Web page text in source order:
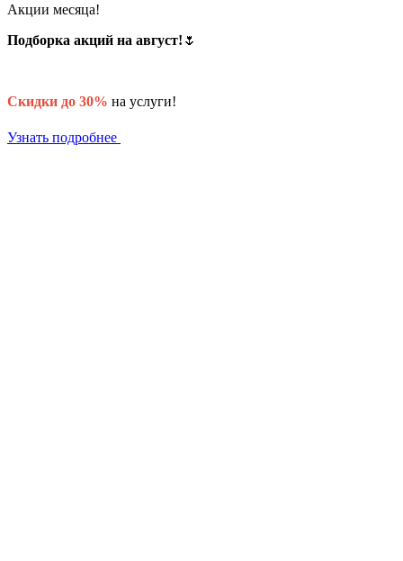
Акции месяца!
Подборка акций на август! 🌷
Скидки до 30% на услуги!
Узнать подробнее